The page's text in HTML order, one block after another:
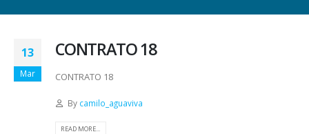
13
Mar
CONTRATO 18
CONTRATO 18
By camilo_aguaviva
READ MORE...